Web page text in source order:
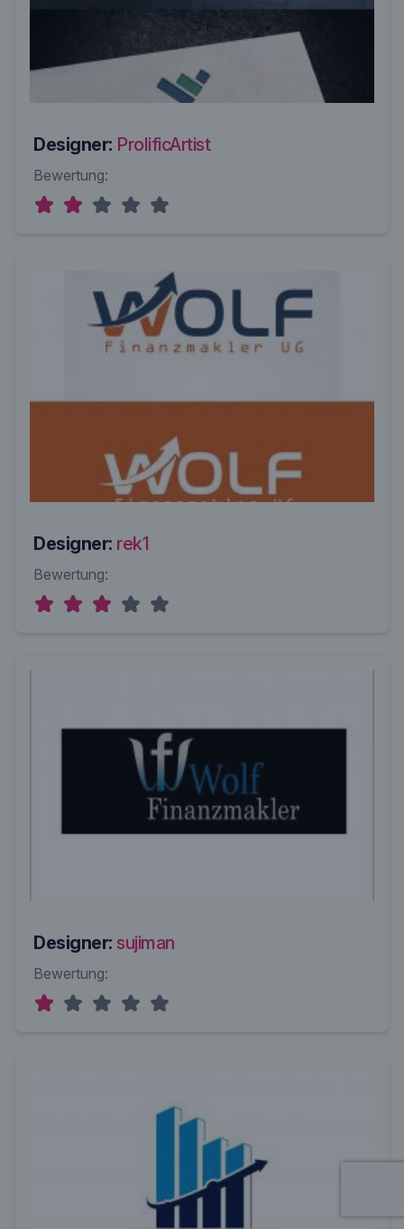
Designer: ProlificArtist
Bewertung:
Designer: rek1
Bewertung:
Designer: sujiman
Bewertung: